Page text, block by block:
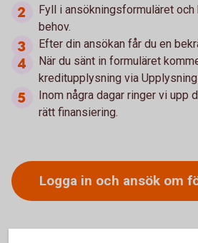
Fyll i ansökningsformuläret
behov.
Efter din ansökan får du en
När du sänt in formuläret
kreditupplysning via
Inom några dagar ringer vi upp
rätt finansiering.
Logga in och ansök om